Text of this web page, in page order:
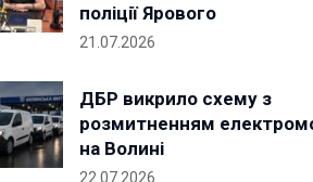
поліції Ярового
21.07.2026
ДБР викрило схему з
розмитненням
на Волині
22.07.2026